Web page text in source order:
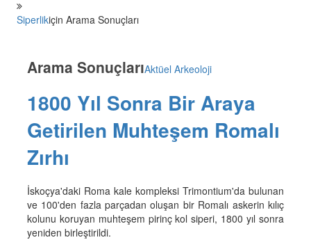
Siperlikiçin Arama Sonuçları
Arama SonuçlarıAktüel Arkeoloji
1800 Yıl Sonra Bir Araya
Getirilen Muhteşem Romalı
Zırhı
İskoçya'daki Roma kale kompleksi Trimontium'da bulunan
ve 100'den fazla parçadan oluşan bir Romalı askerin kılıç
kolunu koruyan muhteşem pirinç kol siperi, 1800 yıl sonra
yeniden birleştirildi.